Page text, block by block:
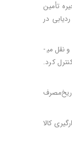
­تأمین
در
با ردیابی محصولات در بخش حمل­ ونقل می­
کرد.
کالا